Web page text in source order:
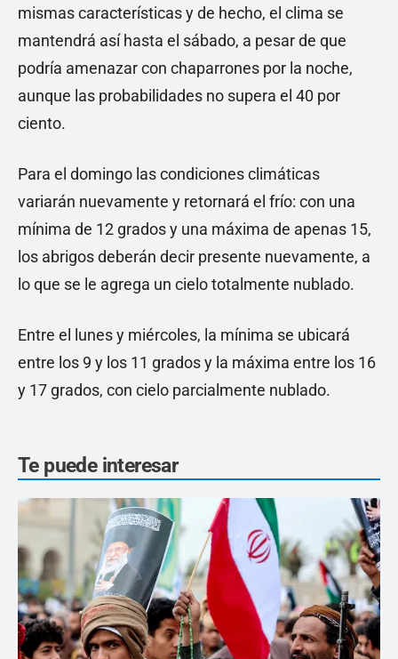
mismas características y de hecho, el clima se
mantendrá así hasta el sábado, a pesar de que
podría amenazar con chaparrones por la noche,
aunque las probabilidades no supera el 40 por
ciento.
Para el domingo las condiciones climáticas
variarán nuevamente y retornará el frío: con una
mínima de 12 grados y una máxima de apenas 15,
los abrigos deberán decir presente nuevamente, a
lo que se le agrega un cielo totalmente nublado.
Entre el lunes y miércoles, la mínima se ubicará
entre los 9 y los 11 grados y la máxima entre los 16
y 17 grados, con cielo parcialmente nublado.
Te puede interesar